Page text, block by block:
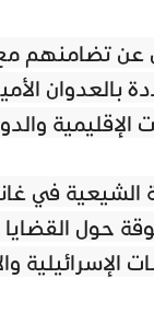
تضامنهم مع
بالعدوان
الشيعية في
حول القضايا